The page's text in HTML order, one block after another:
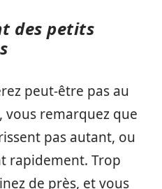
des petits
peut-être pas au
vous remarquez que
pas autant, ou
rapidement. Trop
de près, et vous